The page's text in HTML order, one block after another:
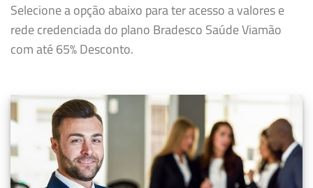
Selecione a opção abaixo para ter acesso a valores e
rede credenciada do plano Bradesco Saúde Viamão
com até 65% Desconto.